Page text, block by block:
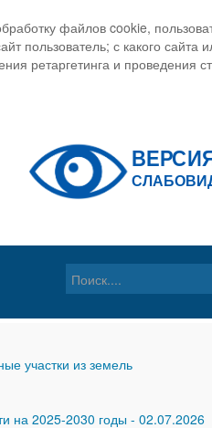
файлов cookie,
пользователь; с какого сайта
ретаргетинга и проведения
участки из земель
на 2025-2030 годы - 02.07.2026